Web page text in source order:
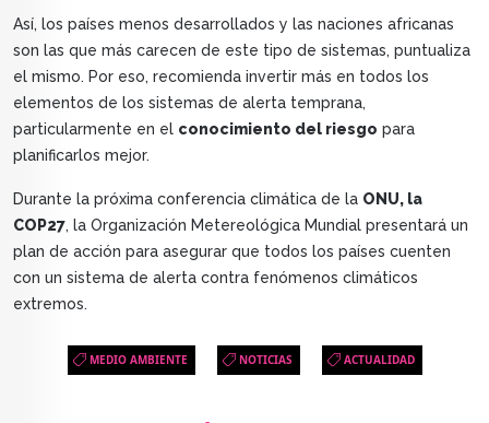
Así, los países menos desarrollados y las naciones africanas
son las que más carecen de este tipo de sistemas, puntualiza
el mismo. Por eso, recomienda invertir más en todos los
elementos de los sistemas de alerta temprana,
particularmente en el conocimiento del riesgo para
planificarlos mejor.
Durante la próxima conferencia climática de la ONU, la
COP27, la Organización Metereológica Mundial presentará un
plan de acción para asegurar que todos los países cuenten
con un sistema de alerta contra fenómenos climáticos
extremos.
MEDIO AMBIENTE NOTICIAS ACTUALIDAD